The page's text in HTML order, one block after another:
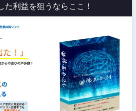
た利益を狙うならここ！